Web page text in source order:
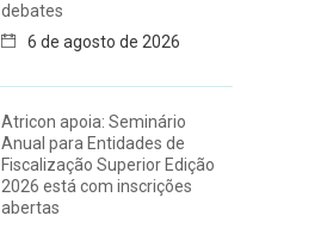
debates
6 de agosto de 2026
Atricon apoia: Seminário
Anual para Entidades de
Fiscalização Superior Edição
2026 está com inscrições
abertas